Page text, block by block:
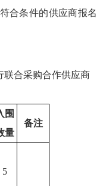
合条件的供应商报名
联合采购合作供应商
围
量
备注
5